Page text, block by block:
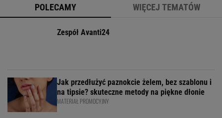
POLECAMY WIĘCEJ TEMATÓW
Zespół Avanti24
Jak przedłużyć paznokcie żelem, bez szablonu i
na tipsie? skuteczne metody na piękne dłonie
MATERIAŁ PROMOCYJNY